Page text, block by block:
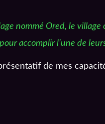
nommé Ored, le
accomplir l’une de
de mes